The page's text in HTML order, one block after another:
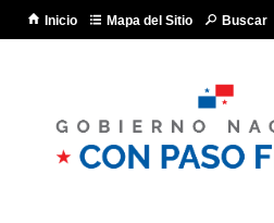
Inicio Mapa del Sitio Buscar